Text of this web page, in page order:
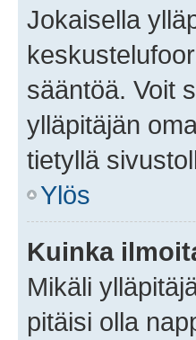
Jokaisella
sääntöä. Voit
ylläpitäjän
tietyllä
Ylös
Kuinka
Mikäli
pitäisi olla